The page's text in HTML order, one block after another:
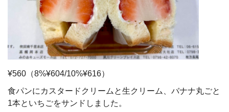
¥560（8%¥604/10%¥616）
食パンにカスタードクリームと生クリーム、バナナ丸ごと
1本といちごをサンドしました。